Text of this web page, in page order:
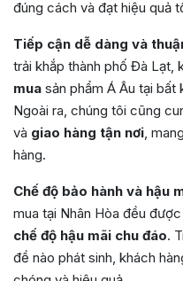
đúng cách và đạt hiệu quả
Tiếp cận dễ dàng và
trải khắp thành phố Đà Lạt,
mua sản phẩm Á Âu tại bất
Ngoài ra, chúng tôi cũng
và giao hàng tận nơi ,
hàng.
Chế độ bảo hành và hậu
mua tại Nhân Hòa đều được
chế độ hậu mãi chu đáo.
đề nào phát sinh, khách